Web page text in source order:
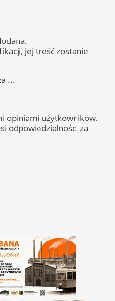
jej treść zostanie
...
opiniami użytkowników.
odpowiedzialności za